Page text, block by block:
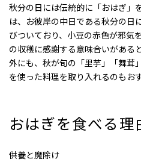
秋分の日には伝統的に「おはぎ」
は、お彼岸の中日である秋分の日
びついており、小豆の赤色が邪気
の収穫に感謝する意味合いがある
外にも、秋が旬の「里芋」「舞茸
を使った料理を取り入れるのもお
おはぎを食べる理
供養と魔除け